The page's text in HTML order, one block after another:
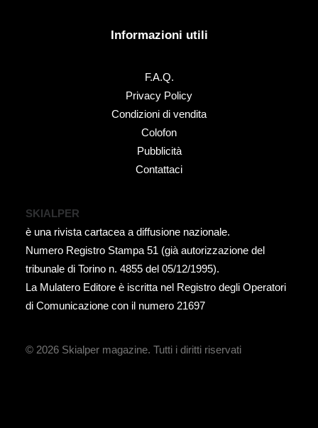
Informazioni utili
F.A.Q.
Privacy Policy
Condizioni di vendita
Colofon
Pubblicità
Contattaci
SKIALPER
è una rivista cartacea a diffusione nazionale.
Numero Registro Stampa 51 (già autorizzazione del
tribunale di Torino n. 4855 del 05/12/1995).
La Mulatero Editore è iscritta nel Registro degli Operatori
di Comunicazione con il numero 21697
© 2026 Skialper magazine. Tutti i diritti riservati